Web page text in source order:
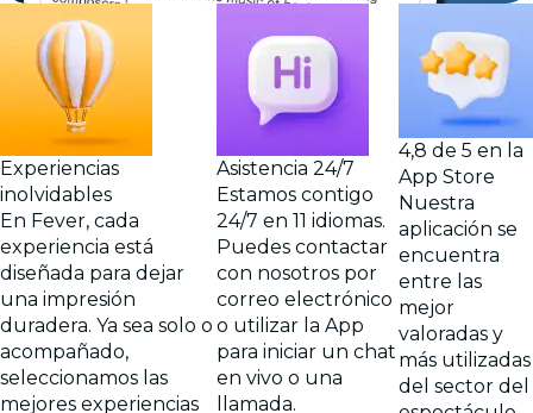
Experiencias
inolvidables
En Fever, cada
experiencia está
diseñada para dejar
una impresión
duradera. Ya sea solo o
acompañado,
seleccionamos las
mejores experiencias
Asistencia 24/7
Estamos contigo
24/7 en 11 idiomas.
Puedes contactar
con nosotros por
correo electrónico
o utilizar la App
para iniciar un chat
en vivo o una
llamada.
4,8 de 5 en la
App Store
Nuestra
aplicación se
encuentra
entre las
mejor
valoradas y
más utilizadas
del sector del